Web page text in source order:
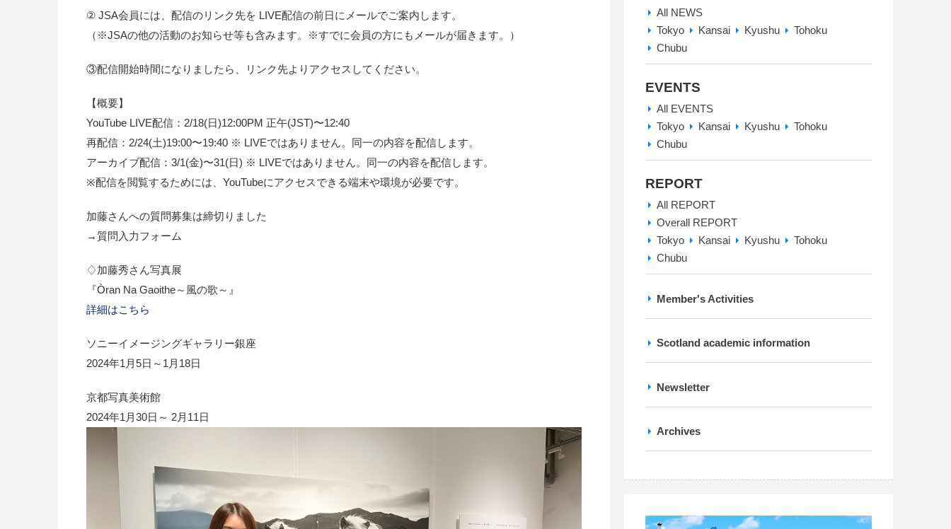
② JSA会員には、配信のリンク先を LIVE配信の前日にメールでご案内します。
（※JSAの他の活動のお知らせ等も含みます。※すでに会員の方にもメールが届きます。）
③配信開始時間になりましたら、リンク先よりアクセスしてください。
【概要】
YouTube LIVE配信：2/18(日)12:00PM 正午(JST)〜12:40
再配信：2/24(土)19:00〜19:40 ※ LIVEではありません。同一の内容を配信します。
アーカイブ配信：3/1(金)〜31(日) ※ LIVEではありません。同一の内容を配信します。
※配信を閲覧するためには、YouTubeにアクセスできる端末や環境が必要です。
加藤さんへの質問募集は締切りました
→質問入力フォーム
♢加藤秀さん写真展
『Òran Na Gaoithe～風の歌～』
詳細はこちら
ソニーイメージングギャラリー銀座
2024年1月5日～1月18日
京都写真美術館
2024年1月30日～ 2月11日
All NEWS
Tokyo
Kansai Kyushu
Tohoku
Chubu
EVENTS
All EVENTS
Tokyo
Kansai Kyushu
Tohoku
Chubu
REPORT
All REPORT
Overall REPORT
Tokyo
Kansai Kyushu
Tohoku
Chubu
Member's Activities
Scotland academic information
Newsletter
Archives